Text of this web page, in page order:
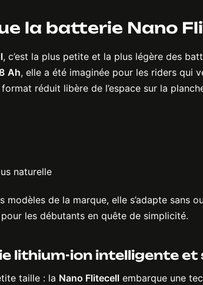
la batterie Nano
, c’est la plus petite et la plus légère des
Ah, elle a été imaginée pour les riders qui
réduit libère de l’espace sur la
naturelle
modèles de la marque, elle s’adapte sans
les débutants en quête de simplicité.
lithium-ion intelligente et
taille : la Nano Flitecell embarque une